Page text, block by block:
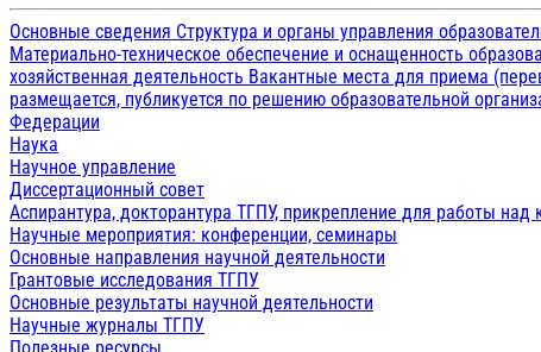
Основные сведения Структура и органы управления
Материально-техническое обеспечение и оснащенность
хозяйственная деятельность Вакантные места для приема
размещается, публикуется по решению образовательной
Федерации
Наука
Научное управление
Диссертационный совет
Аспирантура, докторантура ТГПУ, прикрепление для работы над
Научные мероприятия: конференции, семинары
Основные направления научной деятельности
Грантовые исследования ТГПУ
Основные результаты научной деятельности
Научные журналы ТГПУ